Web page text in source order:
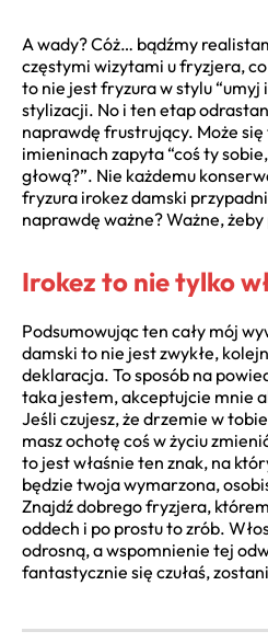
A wady? Cóż… bądźmy
częstymi wizytami u fryzjera,
to nie jest fryzura w stylu “umyj
stylizacji. No i ten etap
naprawdę frustrujący. Może
imieninach zapyta “coś ty
głową?”. Nie każdemu
fryzura irokez damski
naprawdę ważne? Ważne,
Irokez to nie tylko
Podsumowując ten cały mój
damski to nie jest zwykłe,
deklaracja. To sposób na
taka jestem, akceptujcie mnie
Jeśli czujesz, że drzemie w
masz ochotę coś w życiu
to jest właśnie ten znak, na
będzie twoja wymarzona,
Znajdź dobrego fryzjera,
oddech i po prostu to zrób.
odrosną, a wspomnienie tej
fantastycznie się czułaś,